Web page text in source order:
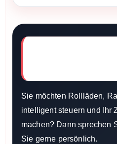
Sie möchten Rollläden,
intelligent steuern und Ihr
machen? Dann sprechen
Sie gerne persönlich.